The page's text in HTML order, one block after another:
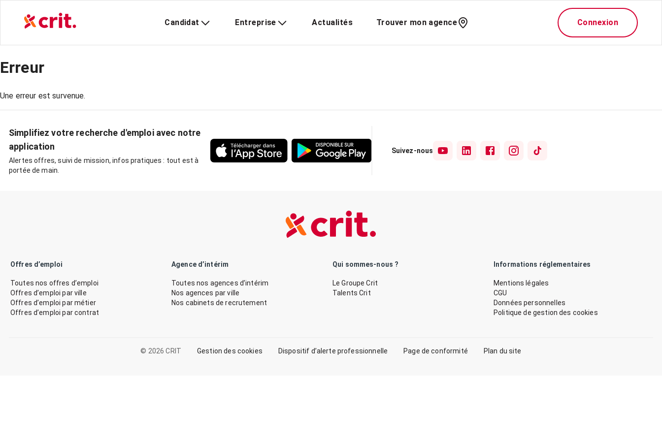
Candidat Entreprise Actualités Trouver mon agence Connexion
Erreur
Une erreur est survenue.
Simplifiez votre recherche d'emploi avec notre
application
Alertes offres, suivi de mission, infos pratiques : tout est à
portée de main.
Suivez-nous
Offres d’emploi
Toutes nos offres d’emploi
Offres d’emploi par ville
Offres d’emploi par métier
Offres d’emploi par contrat
Agence d’intérim
Toutes nos agences d’intérim
Nos agences par ville
Nos cabinets de recrutement
Qui sommes-nous ?
Le Groupe Crit
Talents Crit
Informations réglementaires
Mentions légales
CGU
Données personnelles
Politique de gestion des cookies
© 2026 CRIT Gestion des cookies Dispositif d’alerte professionnelle Page de conformité Plan du site